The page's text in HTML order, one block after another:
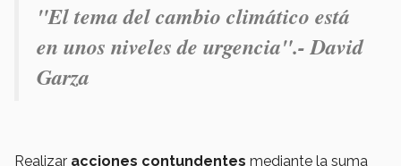
"El tema del cambio climático está
en unos niveles de urgencia".- David
Garza
Realizar acciones contundentes mediante la suma